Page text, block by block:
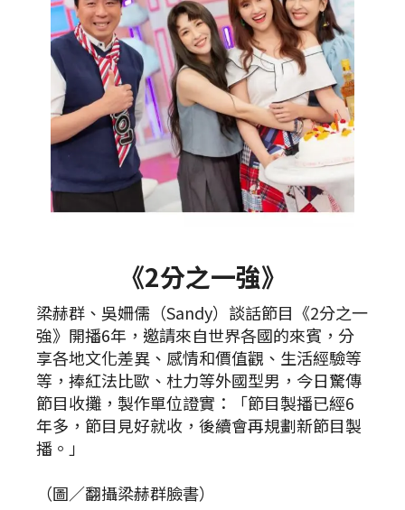
《2分之一強》
梁赫群、吳姍儒（Sandy）談話節目《2分之一
強》開播6年，邀請來自世界各國的來賓，分
享各地文化差異、感情和價值觀、生活經驗等
等，捧紅法比歐、杜力等外國型男，今日驚傳
節目收攤，製作單位證實：「節目製播已經6
年多，節目見好就收，後續會再規劃新節目製
播。」
（圖／翻攝梁赫群臉書）